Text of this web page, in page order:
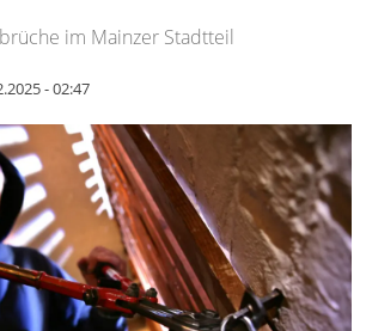
im Mainzer Stadtteil
- 02:47